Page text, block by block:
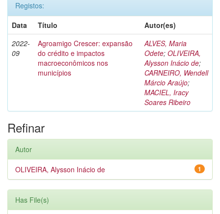
Registos:
Data
Título
Autor(es)
2022-
09
Agroamigo Crescer: expansão
do crédito e impactos
macroeconômicos nos
municípios
ALVES, Maria
Odete; OLIVEIRA,
Alysson Inácio de;
CARNEIRO, Wendell
Márcio Araújo;
MACIEL, Iracy
Soares Ribeiro
Refinar
Autor
1
OLIVEIRA, Alysson Inácio de
Has File(s)